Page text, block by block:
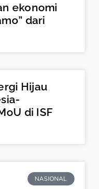
ekonomi
dari
Hijau
di ISF
NASIONAL